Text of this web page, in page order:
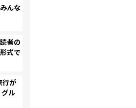
んな
者の
式で
が
ル